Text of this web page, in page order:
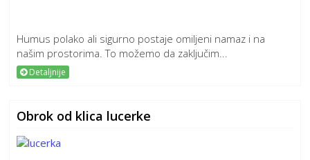
Humus polako ali sigurno postaje omiljeni namaz i na
našim prostorima. To možemo da zaključim...
Detaljnije
Obrok od klica lucerke